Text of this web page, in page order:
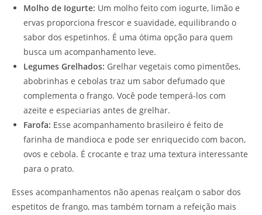
Molho de Iogurte: Um molho feito com iogurte, limão e
ervas proporciona frescor e suavidade, equilibrando o
sabor dos espetinhos. É uma ótima opção para quem
busca um acompanhamento leve.
Legumes Grelhados: Grelhar vegetais como pimentões,
abobrinhas e cebolas traz um sabor defumado que
complementa o frango. Você pode temperá-los com
azeite e especiarias antes de grelhar.
Farofa: Esse acompanhamento brasileiro é feito de
farinha de mandioca e pode ser enriquecido com bacon,
ovos e cebola. É crocante e traz uma textura interessante
para o prato.
Esses acompanhamentos não apenas realçam o sabor dos
espetitos de frango, mas também tornam a refeição mais